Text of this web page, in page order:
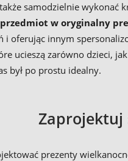
samodzielnie wykonać
w oryginalny
oferując innym
ucieszą zarówno dzieci,
był po prostu idealny.
Zaprojektuj
prezenty